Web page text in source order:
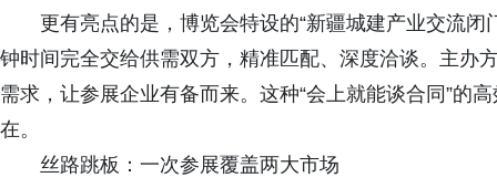
更有亮点的是，博览会特设的“新疆城建产业交流闭
钟时间完全交给供需双方，精准匹配、深度洽谈。主办
需求，让参展企业有备而来。这种“会上就能谈合同”的
在。
丝路跳板：一次参展覆盖两大市场